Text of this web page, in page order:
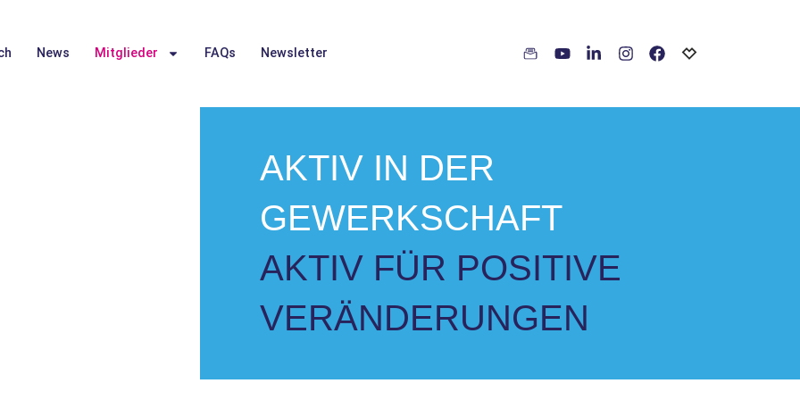
News Mitglieder FAQs Newsletter
AKTIV IN DER
GEWERKSCHAFT
AKTIV FÜR POSITIVE
VERÄNDERUNGEN